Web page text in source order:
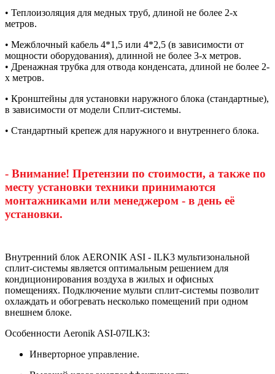
• Теплоизоляция для медных труб, длиной не более 2-х
метров.
• Межблочный кабель 4*1,5 или 4*2,5 (в зависимости от
мощности оборудования), длинной не более 3-х метров.
• Дренажная трубка для отвода конденсата, длиной не более 2-
х метров.
• Кронштейны для установки наружного блока (стандартные),
в зависимости от модели Сплит-системы.
• Стандартный крепеж для наружного и внутреннего блока.
- Внимание! Претензии по стоимости, а также по
месту установки техники принимаются
монтажниками или менеджером - в день её
установки.
Внутренний блок AERONIK ASI - ILK3 мультизональной
сплит-системы является оптимальным решением для
кондиционирования воздуха в жилых и офисных
помещениях. Подключение мульти сплит-системы позволит
охлаждать и обогревать несколько помещений при одном
внешнем блоке.
Особенности Aeronik ASI-07ILK3:
Инверторное управление.